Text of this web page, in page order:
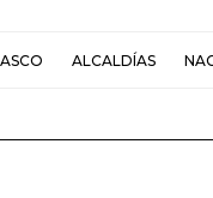
ALCALDÍAS